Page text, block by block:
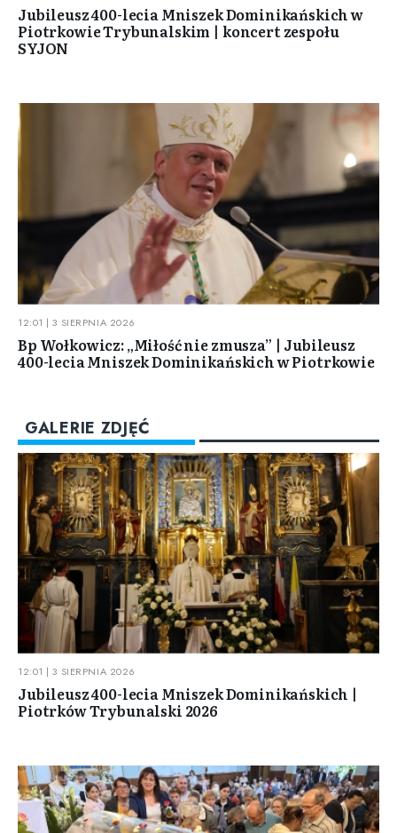
Jubileusz 400-lecia Mniszek Dominikańskich w
Piotrkowie Trybunalskim | koncert zespołu
SYJON
12:01 | 3 SIERPNIA 2026
Bp Wołkowicz: „Miłość nie zmusza” | Jubileusz
400-lecia Mniszek Dominikańskich w Piotrkowie
GALERIE ZDJĘĆ
12:01 | 3 SIERPNIA 2026
Jubileusz 400-lecia Mniszek Dominikańskich |
Piotrków Trybunalski 2026